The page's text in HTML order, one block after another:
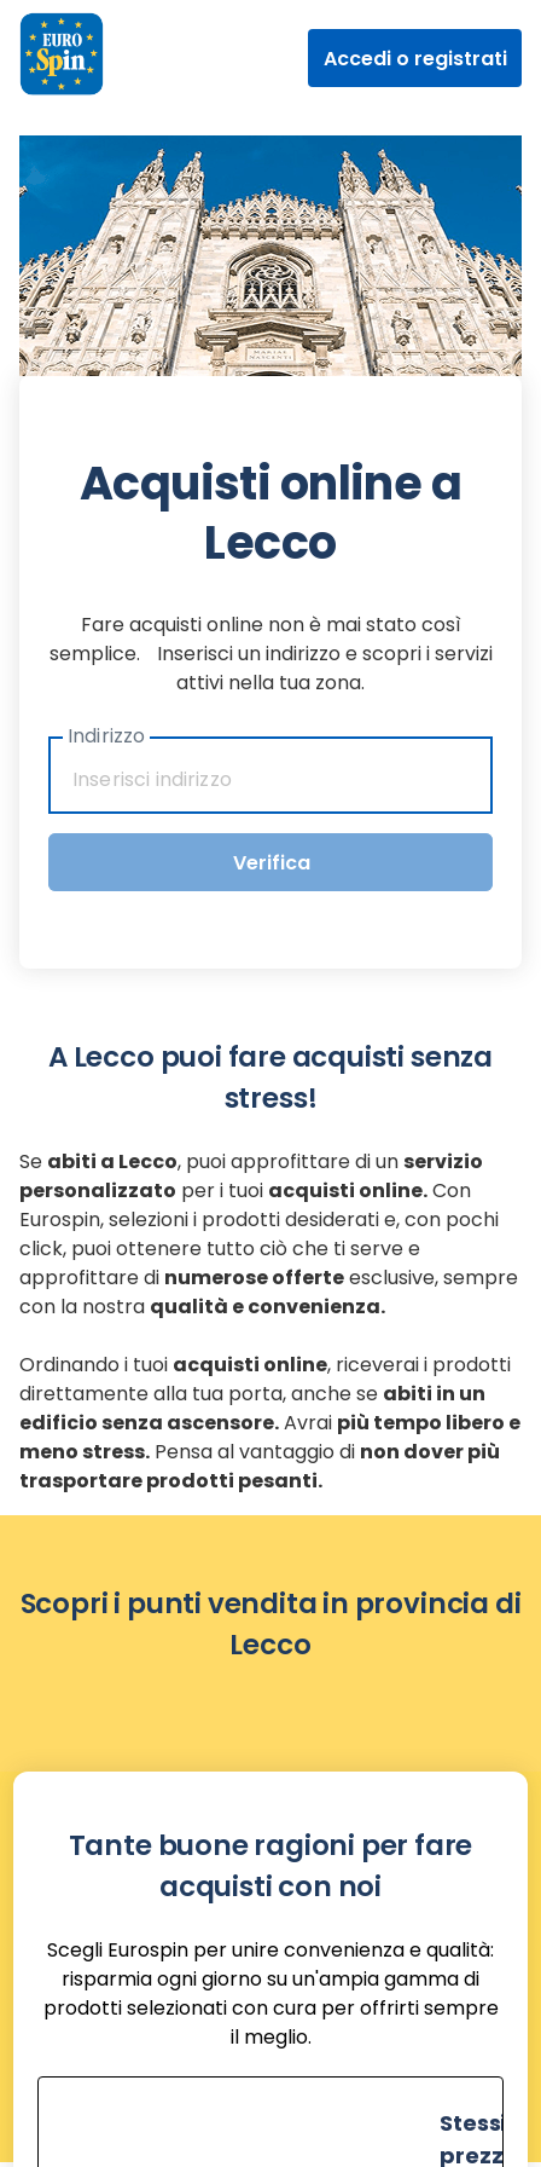
Accedi o registrati
Acquisti online a
Lecco
Fare acquisti online non è mai stato così
semplice. Inserisci un indirizzo e scopri i servizi
attivi nella tua zona.
Indirizzo
Verifica
A Lecco puoi fare acquisti senza
stress!
Se abiti a Lecco, puoi approfittare di un servizio
personalizzato per i tuoi acquisti online.Con
Eurospin, selezioni i prodotti desiderati e, con pochi
click, puoi ottenere tutto ciò che ti serve e
approfittare di numerose offerteesclusive, sempre
con la nostra qualità e convenienza.
Ordinando i tuoi acquisti online, riceverai i prodotti
direttamente alla tua porta, anche se abiti in un
edificio senza ascensore.Avrai più tempo libero e
meno stress. Pensa al vantaggio di non dover più
trasportare prodotti pesanti.
Scopri i punti vendita in provincia di
Lecco
Tante buone ragioni per fare
acquisti con noi
Scegli Eurospin per unire convenienza e qualità:
risparmia ogni giorno su un'ampia gamma di
prodotti selezionati con cura per offrirti sempre
il meglio.
Stessi
prezzi